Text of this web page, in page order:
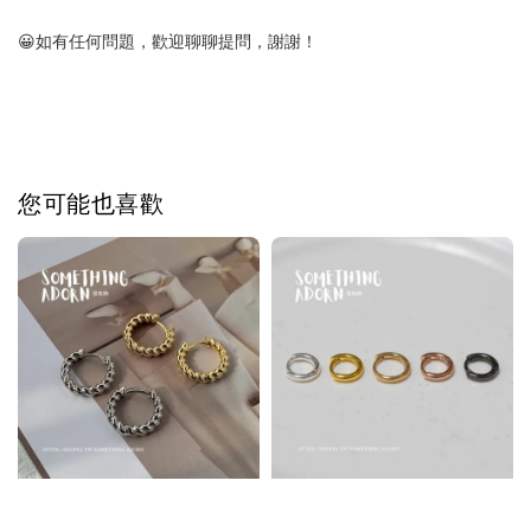
😀如有任何問題，歡迎聊聊提問，謝謝！
您可能也喜歡